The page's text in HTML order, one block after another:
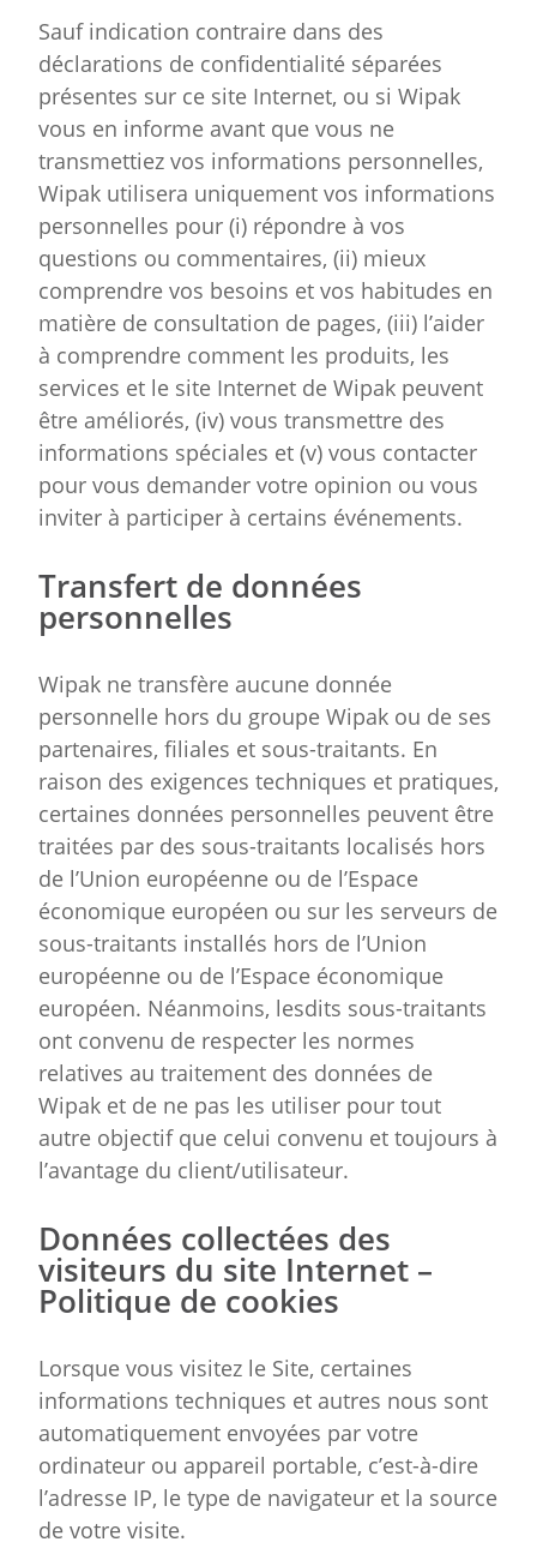
Sauf indication contraire dans des
déclarations de confidentialité séparées
présentes sur ce site Internet, ou si Wipak
vous en informe avant que vous ne
transmettiez vos informations personnelles,
Wipak utilisera uniquement vos informations
personnelles pour (i) répondre à vos
questions ou commentaires, (ii) mieux
comprendre vos besoins et vos habitudes en
matière de consultation de pages, (iii) l’aider
à comprendre comment les produits, les
services et le site Internet de Wipak peuvent
être améliorés, (iv) vous transmettre des
informations spéciales et (v) vous contacter
pour vous demander votre opinion ou vous
inviter à participer à certains événements.
Transfert de données
personnelles
Wipak ne transfère aucune donnée
personnelle hors du groupe Wipak ou de ses
partenaires, filiales et sous-traitants. En
raison des exigences techniques et pratiques,
certaines données personnelles peuvent être
traitées par des sous-traitants localisés hors
de l’Union européenne ou de l’Espace
économique européen ou sur les serveurs de
sous-traitants installés hors de l’Union
européenne ou de l’Espace économique
européen. Néanmoins, lesdits sous-traitants
ont convenu de respecter les normes
relatives au traitement des données de
Wipak et de ne pas les utiliser pour tout
autre objectif que celui convenu et toujours à
l’avantage du client/utilisateur.
Données collectées des
visiteurs du site Internet –
Politique de cookies
Lorsque vous visitez le Site, certaines
informations techniques et autres nous sont
automatiquement envoyées par votre
ordinateur ou appareil portable, c’est-à-dire
l’adresse IP, le type de navigateur et la source
de votre visite.